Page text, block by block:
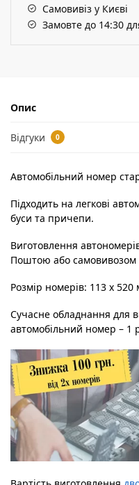
Самовивіз у Києві
Замовте до 14:30
Опис
Відгуки 0
Автомобільний номер
Підходить на легкові
буси та причепи.
Виготовлення
Поштою або самовивозом
Розмір номерів: 113 х 520
Сучасне обладнання для
автомобільний номер – 1